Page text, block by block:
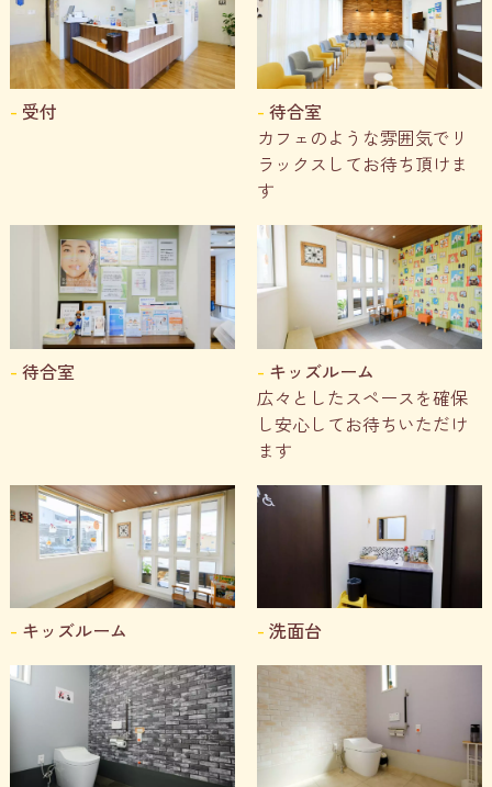
受付
待合室
カフェのような雰囲気でリ
ラックスしてお待ち頂けま
す
待合室
キッズルーム
広々としたスペースを確保
し安心してお待ちいただけ
ます
キッズルーム 洗面台